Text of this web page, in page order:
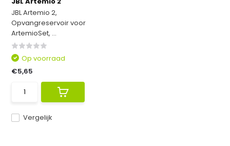
JBL Artemio 2,
Opvangreservoir voor
ArtemioSet, ...
Vergelijk
Op voorraad
€5,65